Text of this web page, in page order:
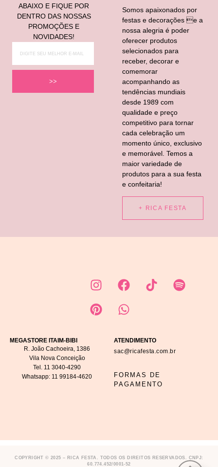
ABAIXO E FIQUE POR
DENTRO DAS NOSSAS
PROMOÇÕES E
NOVIDADES!
>>
Somos apaixonados por
festas e decorações e a
nossa alegria é poder
oferecer produtos
selecionados para
receber, decorar e
comemorar
acompanhando as
tendências mundiais
desde 1989 com
qualidade e preço
competitivo para tornar
cada celebração um
momento único, exclusivo
e memorável. Temos a
maior variedade de
produtos para a sua festa
e confeitaria!
+ RICA FESTA
MEGASTORE ITAIM-BIBI
R. João Cachoeira, 1386
Vila Nova Conceição
Tel. 11 3040-4290
Whatsapp: 11 99184-4620
ATENDIMENTO
sac@ricafesta.com.br
FORMAS DE
PAGAMENTO
COPYRIGHT © 2025 – RICA FESTA. TODOS OS DIREITOS RESERVADOS. CNPJ:
60.774.452/0001-52